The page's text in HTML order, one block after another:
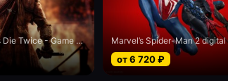
Sekiro: Shadows Die Twice - Game of the Year edition
от6 720₽